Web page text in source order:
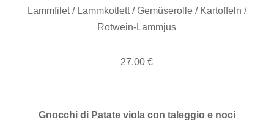
Lammfilet / Lammkotlett / Gemüserolle / Kartoffeln /
Rotwein-Lammjus
27,00 €
Gnocchi di Patate viola con taleggio e noci